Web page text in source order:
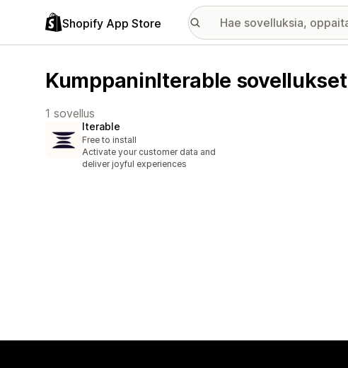
Shopify App Store
KumppaninIterable sovellukset
1 sovellus
Iterable
Free to install
Activate your customer data and
deliver joyful experiences